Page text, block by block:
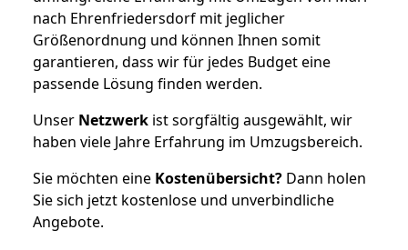
nach Ehrenfriedersdorf mit jeglicher
Größenordnung und können Ihnen somit
garantieren, dass wir für jedes Budget eine
passende Lösung finden werden.
Unser Netzwerk ist sorgfältig ausgewählt, wir
haben viele Jahre Erfahrung im Umzugsbereich.
Sie möchten eine Kostenübersicht? Dann holen
Sie sich jetzt kostenlose und unverbindliche
Angebote.